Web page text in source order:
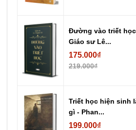
Đường vào triết
Giáo sư Lê...
175.000₫
219.000₫
Triết học hiện sinh
gì - Phan...
199.000₫